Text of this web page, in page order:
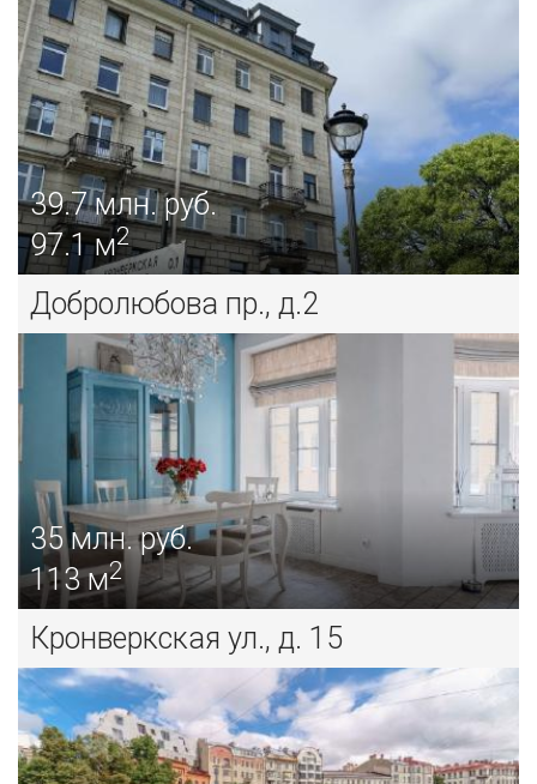
39.7млн. руб.
97.1 м2
Добролюбова пр., д.2
35млн. руб.
113 м2
Кронверкская ул., д. 15